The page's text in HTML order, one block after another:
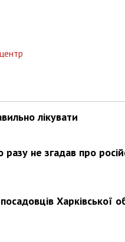
центр
лікувати
не згадав про
Харківської